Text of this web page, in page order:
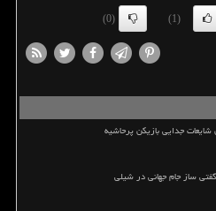
(1)
(0)
جدایی بازیکن پرحاشیه
ساز جام جهانی در شیلی